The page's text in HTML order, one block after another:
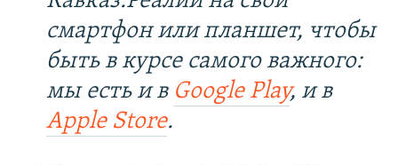
смартфон или планшет, чтобы
быть в курсе самого важного:
мы есть и в Google Play, и в
Apple Store.